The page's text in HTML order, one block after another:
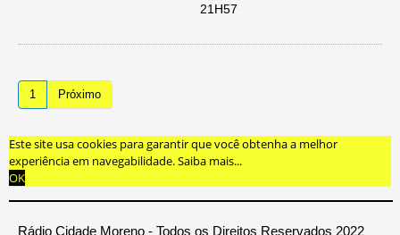
21H57
1 Próximo
Este site usa cookies para garantir que você obtenha a melhor
experiência em navegabilidade.Saiba mais...
OK
Rádio Cidade Moreno - Todos os Direitos Reservados 2022